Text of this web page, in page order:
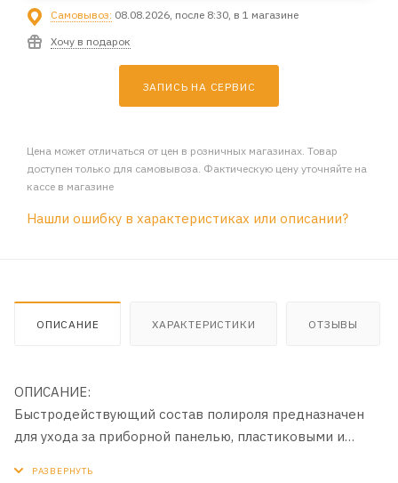
Самовывоз: 08.08.2026, после 8:30, в 1 магазине
Хочу в подарок
ЗАПИСЬ НА СЕРВИС
Цена может отличаться от цен в розничных магазинах. Товар
доступен только для самовывоза. Фактическую цену уточняйте на
кассе в магазине
Нашли ошибку в характеристиках или описании?
ОПИСАНИЕ ХАРАКТЕРИСТИКИ ОТЗЫВЫ
ОПИСАНИЕ:
Быстродействующий состав полироля предназначен
для ухода за приборной панелью, пластиковыми и